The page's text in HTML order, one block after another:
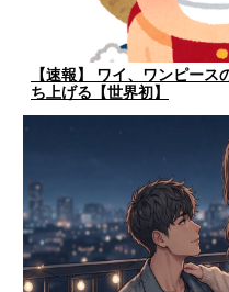
【速報】 ワイ、ワンピー
ち上げる【世界初】